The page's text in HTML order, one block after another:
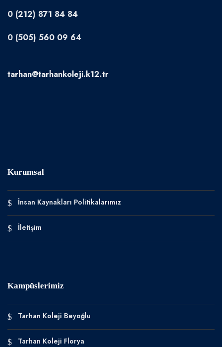
0 (212) 871 84 84
0 (505) 560 09 64
tarhan@tarhankoleji.k12.tr
Kurumsal
İnsan Kaynakları Politikalarımız
İletişim
Kampüslerimiz
Tarhan Koleji Beyoğlu
Tarhan Koleji Florya